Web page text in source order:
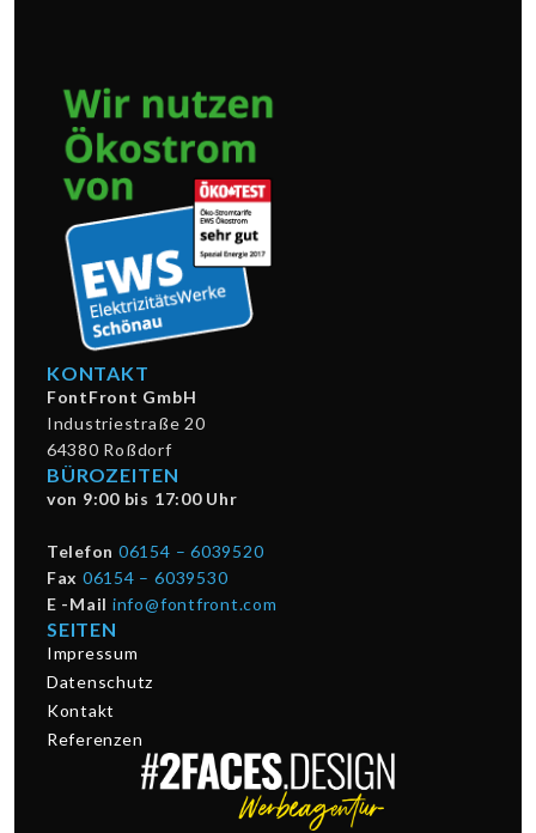
KONTAKT
FontFront GmbH
Industriestraße 20
64380 Roßdorf
BÜROZEITEN
von 9:00 bis 17:00 Uhr
Telefon 06154 – 6039520
Fax 06154 – 6039530
E -Mail info@fontfront.com
SEITEN
Impressum
Datenschutz
Kontakt
Referenzen